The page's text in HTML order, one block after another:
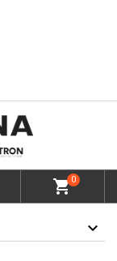
shopping_cart0